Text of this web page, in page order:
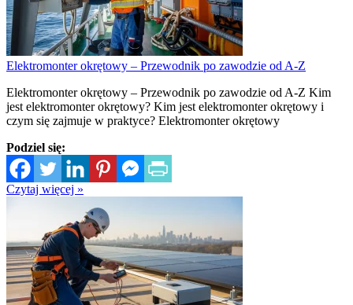
Elektromonter okrętowy – Przewodnik po zawodzie od A-Z
Elektromonter okrętowy – Przewodnik po zawodzie od A-Z Kim
jest elektromonter okrętowy? Kim jest elektromonter okrętowy i
czym się zajmuje w praktyce? Elektromonter okrętowy
Podziel się:
Czytaj więcej »